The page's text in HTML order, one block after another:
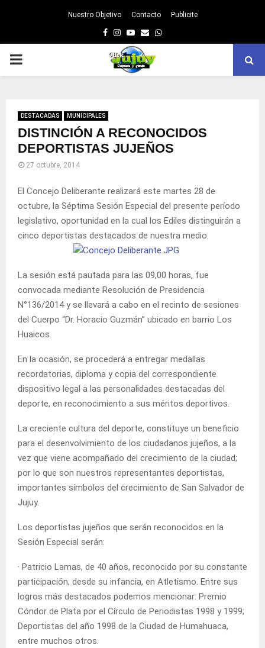
Nuestro Objetivo Contacto Publicite
Facebook
Instagram
Youtube
EmailWhatsapp
PRIMARY
DESTACADAS MUNICIPALES
DISTINCIÓN A RECONOCIDOS
DEPORTISTAS JUJEÑOS
27 octubre, 2014
El Concejo Deliberante realizará este martes 28 de
octubre, la Séptima Sesión Especial del presente período
legislativo, oportunidad en la cual los Ediles distinguirán a
cinco deportistas destacados de nuestra medio.
La sesión está pautada para las 09,00 horas, fue
convocada mediante Resolución de Presidencia
N°136/2014 y se llevará a cabo en el recinto de sesiones
del Cuerpo “Dr. Horacio Guzmán” ubicado en barrio Los
Huaicos.
En la ocasión, se procederá a entregar medallas
recordatorias, diploma y copia del correspondiente
dispositivo legal a las personalidades destacadas del
deporte, en reconocimiento a sus méritos deportivos.
La creciente cultura del deporte, constituye un beneficio
para el desenvolvimiento de los ciudadanos jujeños, a la
vez que viene acompañado del crecimiento de la ciudad;
por lo que son nuestros representantes deportistas,
importantes símbolos del crecimiento de San Salvador de
Jujuy.
Los deportistas jujeños que serán reconocidos en la
Sesión Especial serán:
· Patricio Lamas, de 40 años, reconocido por su constante
participación, desde su infancia, en Atletismo. Entre sus
logros más destacados podemos mencionar: Premio
Cóndor de Plata por el Círculo de Periodistas 1998 y 1999;
Deportistas del año 1998 de la Ciudad de Humahuaca,
entre muchos otros.